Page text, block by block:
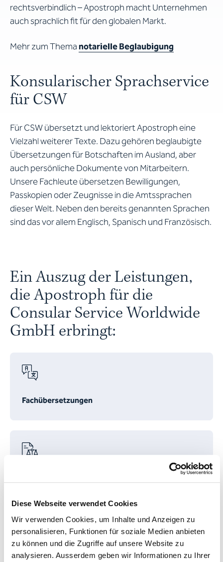
Diese Webseite verwendet Cookies
Wir verwenden Cookies, um Inhalte und Anzeigen zu
personalisieren, Funktionen für soziale Medien anbieten
zu können und die Zugriffe auf unsere Website zu
analysieren. Ausserdem geben wir Informationen zu Ihrer
rechtsverbindlich – Apostroph macht Unternehmen
auch sprachlich fit für den globalen Markt.
Mehr zum Thema notarielle Beglaubigung
Konsularischer Sprachservice
für CSW
Für CSW übersetzt und lektoriert Apostroph eine
Vielzahl weiterer Texte. Dazu gehören beglaubigte
Übersetzungen für Botschaften im Ausland, aber
auch persönliche Dokumente von Mitarbeitern.
Unsere Fachleute übersetzen Bewilligungen,
Passkopien oder Zeugnisse in die Amtssprachen
dieser Welt. Neben den bereits genannten Sprachen
sind das vor allem Englisch, Spanisch und Französisch.
Ein Auszug der Leistungen,
die Apostroph für die
Consular Service Worldwide
GmbH erbringt:
Fachübersetzungen
Beglaubigte Übersetzungen